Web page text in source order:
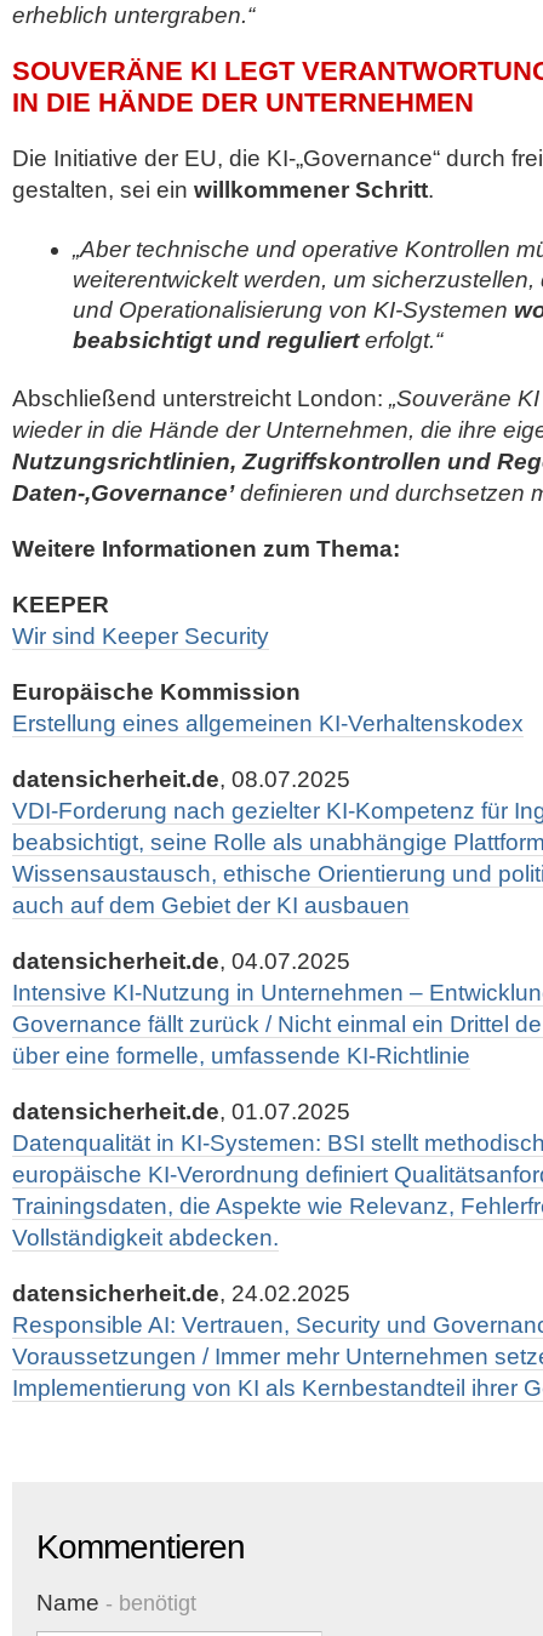
erheblich untergraben.“
SOUVERÄNE KI LEGT
IN DIE HÄNDE DER UNTERNEHMEN
Die Initiative der EU, die KI-„Governance“ durch
gestalten, sei ein willkommener Schritt.
„Aber technische und operative Kontrollen
weiterentwickelt werden, um
und Operationalisierung von KI-Systemen
beabsichtigt und regulierterfolgt.“
Abschließend unterstreicht London: „Souveräne
wieder in die Hände der Unternehmen, die ihre
Nutzungsrichtlinien, Zugriffskontrollen und
Daten-,Governance’definieren und durchsetzen
Weitere Informationen zum Thema:
KEEPER
Wir sind Keeper Security
Europäische Kommission
Erstellung eines allgemeinen KI-Verhaltenskodex
datensicherheit.de, 08.07.2025
VDI-Forderung nach gezielter KI-Kompetenz für
beabsichtigt, seine Rolle als unabhängige
Wissensaustausch, ethische Orientierung und
auch auf dem Gebiet der KI ausbauen
datensicherheit.de, 04.07.2025
Intensive KI-Nutzung in Unternehmen –
Governance fällt zurück / Nicht einmal ein Drittel
über eine formelle, umfassende KI-Richtlinie
datensicherheit.de, 01.07.2025
Datenqualität in KI-Systemen: BSI stellt
europäische KI-Verordnung definiert
Trainingsdaten, die Aspekte wie Relevanz,
Vollständigkeit abdecken.
datensicherheit.de, 24.02.2025
Responsible AI: Vertrauen, Security und
Voraussetzungen / Immer mehr Unternehmen
Implementierung von KI als Kernbestandteil ihrer
Kommentieren
Name - benötigt